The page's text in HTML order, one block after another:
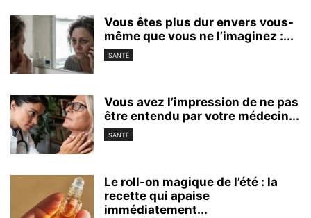
Vous êtes plus dur envers vous-
même que vous ne l’imaginez :...
SANTÉ
Vous avez l’impression de ne pas
être entendu par votre médecin...
SANTÉ
Le roll-on magique de l’été : la
recette qui apaise
immédiatement...